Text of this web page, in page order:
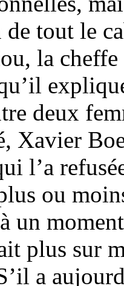
tout le
la cheffe
deux
Xavier
l’a
ou
un
plus sur
a